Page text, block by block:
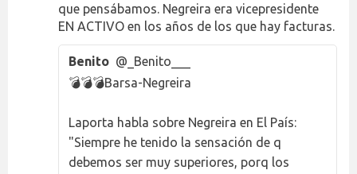
que pensábamos. Negreira era vicepresidente
EN ACTIVO en los años de los que hay facturas.
Benito @_Benito___
💣💣💣Barsa-Negreira
Laporta habla sobre Negreira en El País:
"Siempre he tenido la sensación de q
debemos ser muy superiores, porq los